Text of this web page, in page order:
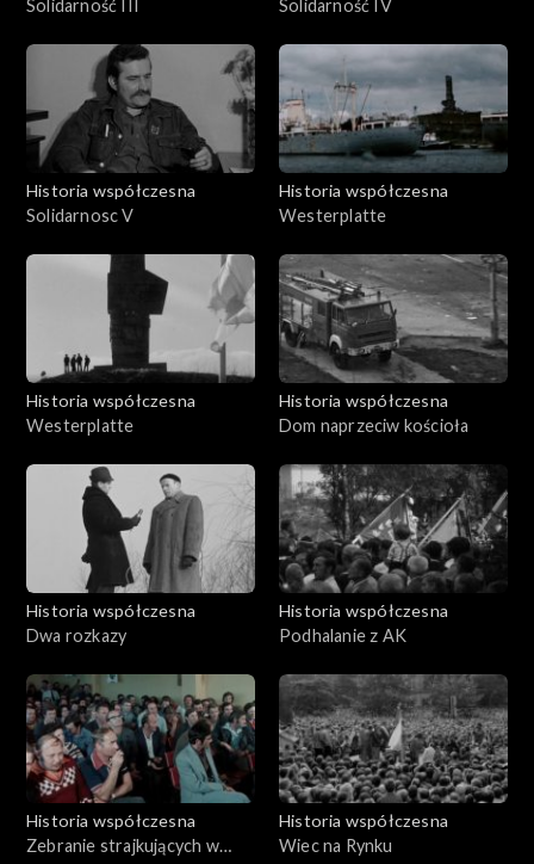
Solidarność IV
Historia współczesna
Solidarnosc V
Historia współczesna
Westerplatte
Historia współczesna
Westerplatte
Historia współczesna
Dom naprzeciw kościoła
Historia współczesna
Dwa rozkazy
Historia współczesna
Podhalanie z AK
Historia współczesna
Zebranie strajkujących w
Historia współczesna
Wiec na Rynku